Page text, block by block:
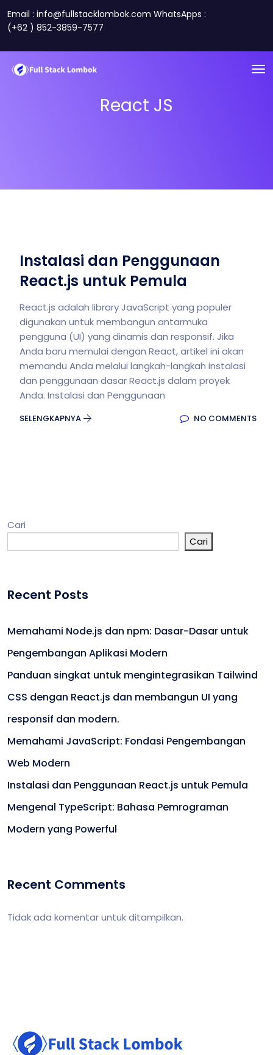
Email : info@fullstacklombok.com WhatsApps :
(+62 ) 852-3859-7577
React JS
Instalasi dan Penggunaan
React.js untuk Pemula
React.js adalah library JavaScript yang populer
digunakan untuk membangun antarmuka
pengguna (UI) yang dinamis dan responsif. Jika
Anda baru memulai dengan React, artikel ini akan
memandu Anda melalui langkah-langkah instalasi
dan penggunaan dasar React.js dalam proyek
Anda. Instalasi dan Penggunaan
SELENGKAPNYA NO COMMENTS
Cari
Cari
Recent Posts
Memahami Node.js dan npm: Dasar-Dasar untuk
Pengembangan Aplikasi Modern
Panduan singkat untuk mengintegrasikan Tailwind
CSS dengan React.js dan membangun UI yang
responsif dan modern.
Memahami JavaScript: Fondasi Pengembangan
Web Modern
Instalasi dan Penggunaan React.js untuk Pemula
Mengenal TypeScript: Bahasa Pemrograman
Modern yang Powerful
Recent Comments
Tidak ada komentar untuk ditampilkan.